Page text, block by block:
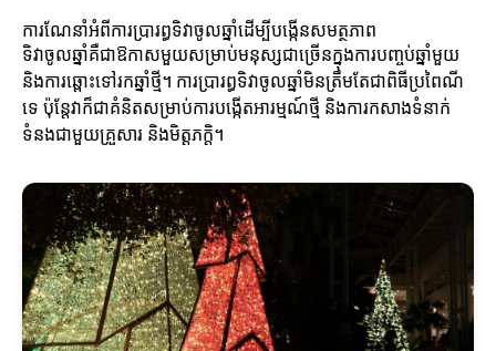
ការណែនាំអំពីការប្រារព្ធទិវាចូលឆ្នាំដើម្បីបង្កើនសមត្ថភាព
ទិវាចូលឆ្នាំគឺជាឱកាសមួយសម្រាប់មនុស្សជាច្រើនក្នុងការបញ្ចប់ឆ្នាំមួយ
និងការឆ្ពោះទៅរកឆ្នាំថ្មី។ ការប្រារព្ធទិវាចូលឆ្នាំមិនត្រឹមតែជាពិធីប្រពៃណី
ទេ ប៉ុន្តែវាក៏ជាគំនិតសម្រាប់ការបង្កើតអារម្មណ៍ថ្មី និងការកសាងទំនាក់
ទំនងជាមួយគ្រួសារ និងមិត្តភក្តិ។